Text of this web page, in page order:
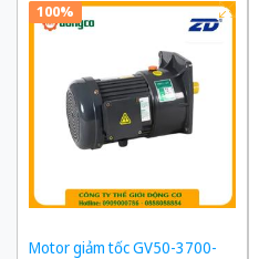
100%
Motor giảm tốc GV50-3700-